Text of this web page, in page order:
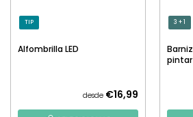
TIP
Alfombrilla LED
desde €16,99
3 + 1